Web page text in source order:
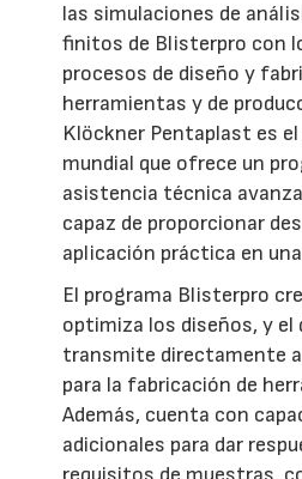
las simulaciones de
finitos de Blisterpro con
procesos de diseño y
herramientas y de
Klöckner Pentaplast es
mundial que ofrece un
asistencia técnica
capaz de proporcionar
aplicación práctica en
El programa Blisterpro
optimiza los diseños, y el
transmite directamente a
para la fabricación de
Además, cuenta con
adicionales para dar